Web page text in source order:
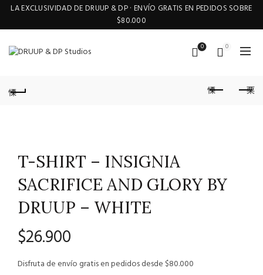
LA EXCLUSIVIDAD DE DRUUP & DP · ENVÍO GRATIS EN PEDIDOS SOBRE
$80.000
0 0
T-SHIRT – INSIGNIA
SACRIFICE AND GLORY BY
DRUUP – WHITE
$26.900
Disfruta de envío gratis en pedidos desde $80.000